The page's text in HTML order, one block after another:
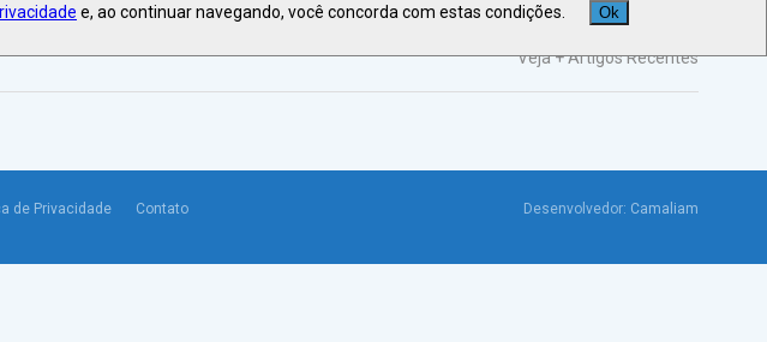
Veja +Artigos Recentes
de Privacidade Contato Desenvolvedor: Camaliam
e, ao continuar navegando, você concorda com estas condições. Ok